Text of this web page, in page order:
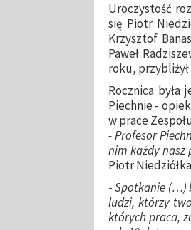
Uroczystość
się Piotr
Krzysztof
Paweł
roku,
Rocznica była
Piechnie -
w prace
- Profesor
nim każdy nasz
Piotr
-Spotkanie (…)
ludzi, którzy
których praca,